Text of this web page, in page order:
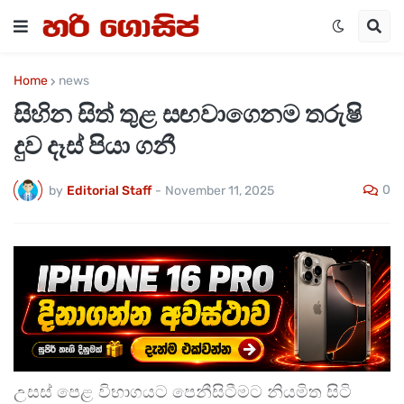
Home news
සිහින සිත් තුළ සඟවාගෙනම තරුෂි
දුව දෑස් පියා ගනී
by Editorial Staff - November 11, 2025 0
උසස් පෙළ විභාගයට පෙනීසිටීමට නියමිත සිටි